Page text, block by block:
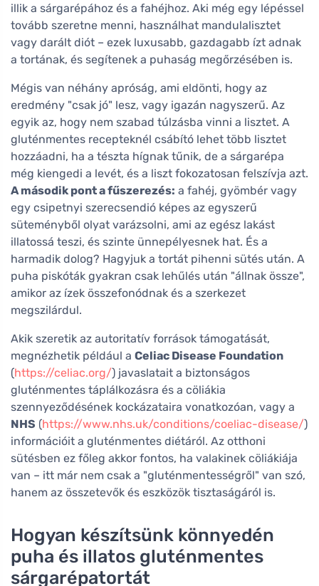
illik a sárgarépához és a fahéjhoz. Aki még egy lépéssel
tovább szeretne menni, használhat mandulalisztet
vagy darált diót – ezek luxusabb, gazdagabb ízt adnak
a tortának, és segítenek a puhaság megőrzésében is.
Mégis van néhány apróság, ami eldönti, hogy az
eredmény "csak jó" lesz, vagy igazán nagyszerű. Az
egyik az, hogy nem szabad túlzásba vinni a lisztet. A
gluténmentes recepteknél csábító lehet több lisztet
hozzáadni, ha a tészta hígnak tűnik, de a sárgarépa
még kiengedi a levét, és a liszt fokozatosan felszívja azt.
A második pont a fűszerezés: a fahéj, gyömbér vagy
egy csipetnyi szerecsendió képes az egyszerű
süteményből olyat varázsolni, ami az egész lakást
illatossá teszi, és szinte ünnepélyesnek hat. És a
harmadik dolog? Hagyjuk a tortát pihenni sütés után. A
puha piskóták gyakran csak lehűlés után "állnak össze",
amikor az ízek összefonódnak és a szerkezet
megszilárdul.
Akik szeretik az autoritatív források támogatását,
megnézhetik például a Celiac Disease Foundation
(https://celiac.org/) javaslatait a biztonságos
gluténmentes táplálkozásra és a cöliákia
szennyeződésének kockázataira vonatkozóan, vagy a
NHS (https://www.nhs.uk/conditions/coeliac-disease/)
információit a gluténmentes diétáról. Az otthoni
sütésben ez főleg akkor fontos, ha valakinek cöliákiája
van – itt már nem csak a "gluténmentességről" van szó,
hanem az összetevők és eszközök tisztaságáról is.
Hogyan készítsünk könnyedén
puha és illatos gluténmentes
sárgarépatortát